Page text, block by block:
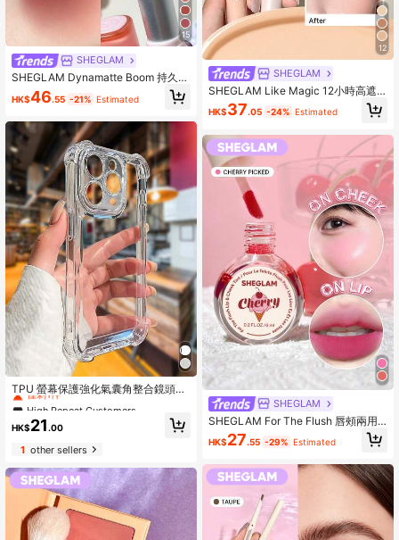
15
SHEGLAM
SHEGLAM Dynamatte Boom 持久霧
面唇膏-High Key 品牌美妝化妝品 適
合女士與女孩
HK$46.55 -21% Estimated
TPU 螢幕保護強化氣囊角整合鏡頭保
護，電鍍按鈕 + 2.0mm TPU 透明手
機殼，適用 17 Pro Max、16 Pro Ma
x、15 Pro Max、14 Pro Max、13 Pr
r，生日禮物，防震
High Repeat Customers
僅剩1件
High Repeat Customers
僅剩1件
High Repeat Customers
僅剩1件
High Repeat Customers
僅剩1件
HK$21 .00
1other sellers
12
SHEGLAM
SHEGLAM Like Magic 12小時高遮
瑕遮瑕液-Fair 品牌美妝化妝品 適合
女士與女孩
HK$37.05 -24% Estimated
SHEGLAM
SHEGLAM For The Flush 唇頰兩用
染色液-Cherry Picked 品牌美妝化妝
品 適合女士與女孩
HK$27.55 -29% Estimated